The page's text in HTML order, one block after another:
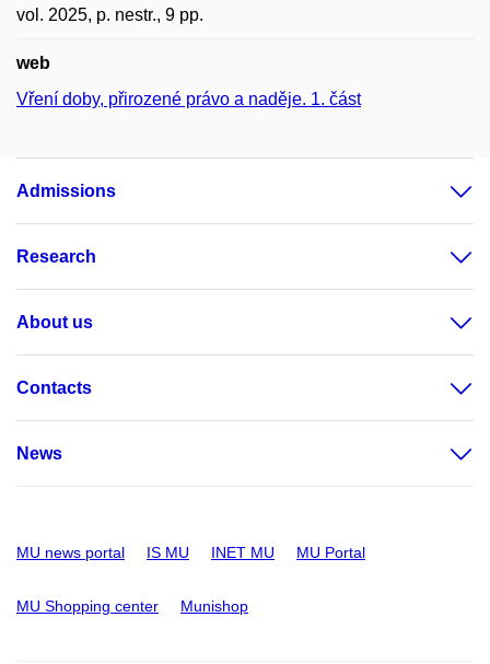
vol. 2025, p. nestr., 9 pp.
web
Vření doby, přirozené právo a naděje. 1. část
Admissions
Research
About us
Contacts
News
MU news portal IS MU INET MU MU Portal
MU Shopping center Munishop